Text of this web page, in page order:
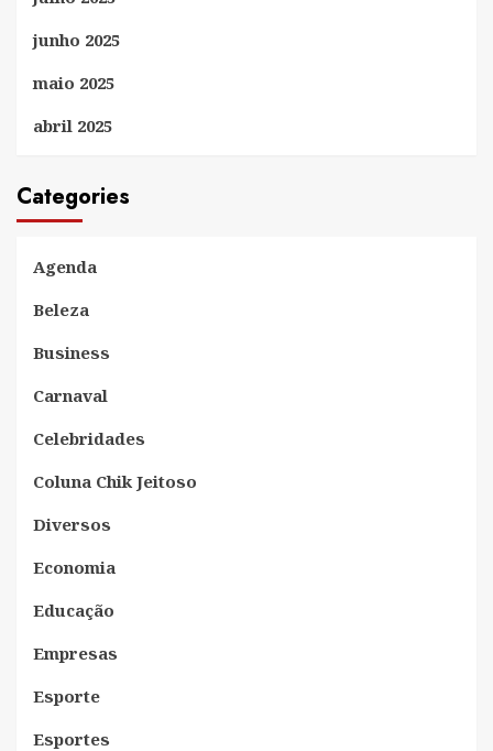
junho 2025
maio 2025
abril 2025
Categories
Agenda
Beleza
Business
Carnaval
Celebridades
Coluna Chik Jeitoso
Diversos
Economia
Educação
Empresas
Esporte
Esportes